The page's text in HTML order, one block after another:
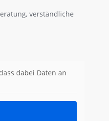
verständliche
dabei Daten an